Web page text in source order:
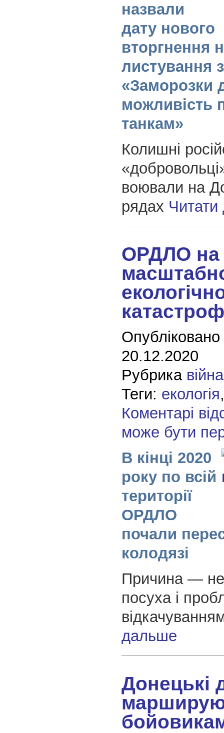
назвали
дату нового
вторгнення
листування
«Заморозки
можливість
танкам»
Колишні
воювали на
рядах
ОРДЛО на
20.12.2020
Рубрика війна
Теги: екологія
Коментарі
може бути
В кінці 2020
року по всій
території
ОРДЛО
почали
колодязі
Причина —
посуха і
дальше
Донецькі